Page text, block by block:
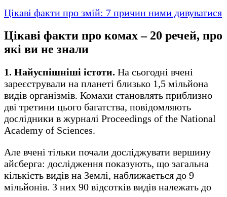
Цікаві факти про змій: 7 причин ними дивуватися
Цікаві факти про комах – 20 речей, про
які ви не знали
1. Найуспішніші істоти. На сьогодні вчені
зареєстрували на планеті близько 1,5 мільйона
видів організмів. Комахи становлять приблизно
дві третини цього багатства, повідомляють
дослідники в журналі Proceedings of the National
Academy of Sciences.
Але вчені тільки почали досліджувати вершину
айсберга: дослідження показують, що загальна
кількість видів на Землі, наближається до 9
мільйонів. З них 90 відсотків видів належать до